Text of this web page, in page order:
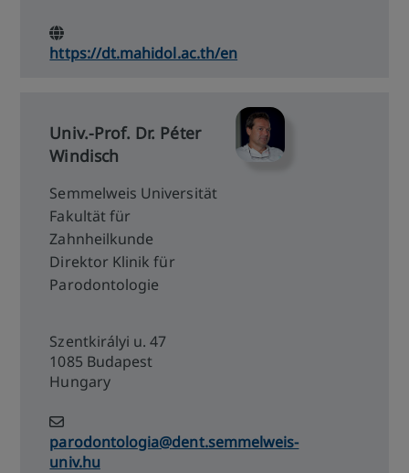
https://dt.mahidol.ac.th/en
Univ.-Prof. Dr. Péter
Windisch
Semmelweis Universität
Fakultät für
Zahnheilkunde
Direktor Klinik für
Parodontologie
Szentkirályi u. 47
1085 Budapest
Hungary
parodontologia@dent.semmelweis-
univ.hu